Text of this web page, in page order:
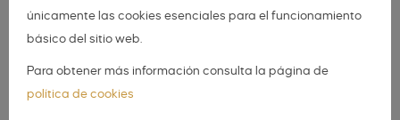
DIARIO DE UNA BODA
Maestro de ceremonia, ¿yo?
únicamente las cookies esenciales para el funcionamiento
básico del sitio web.
Para obtener más información consulta la página de
política de cookies